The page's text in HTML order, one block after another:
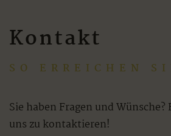
Kontakt
SO ERREICHEN
Sie haben Fragen und
uns zu kontaktieren!